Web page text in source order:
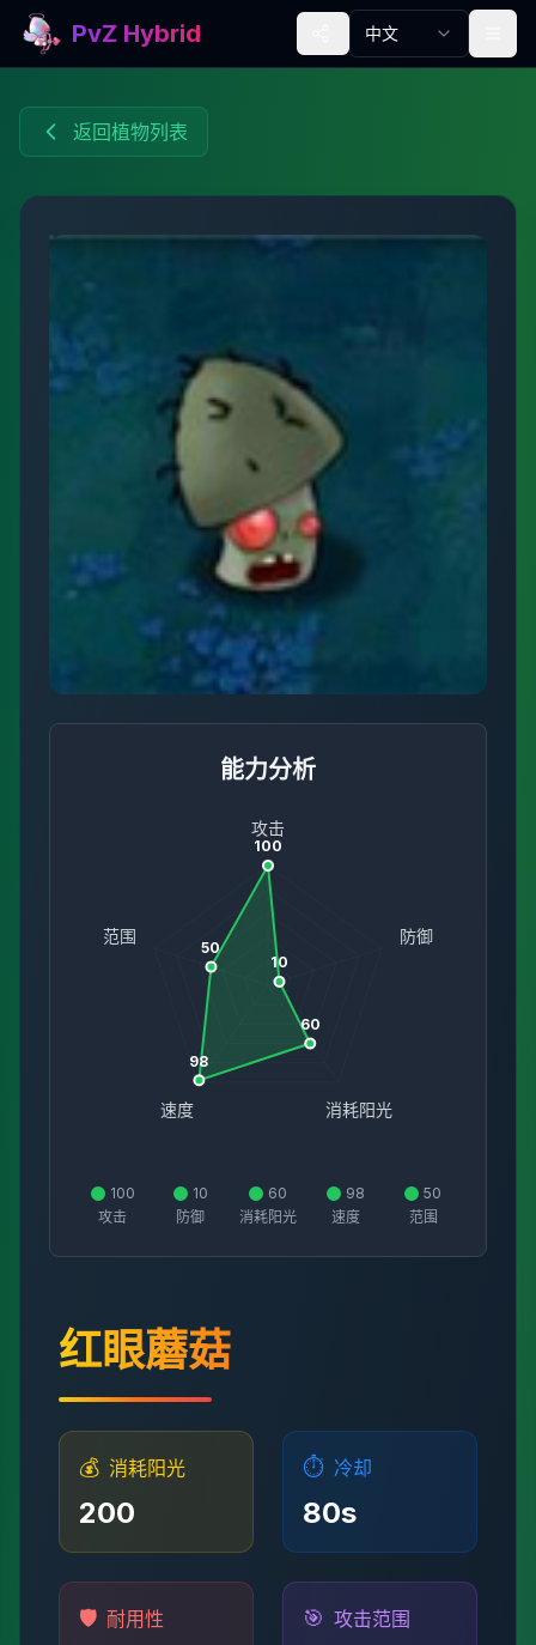
PvZ Hybrid 中文
返回植物列表
能力分析
攻击
防御
消耗阳光
速度
范围
100
10
60
98
50
100
攻击
10
防御
60
消耗阳光
98
速度
50
范围
红眼蘑菇
💰 消耗阳光
200
⏱️ 冷却
80s
🛡️ 耐用性 🎯 攻击范围